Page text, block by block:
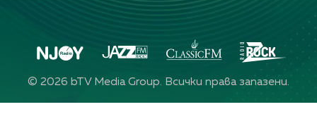
© 2026 bTV Media Group. Всички права запазени.